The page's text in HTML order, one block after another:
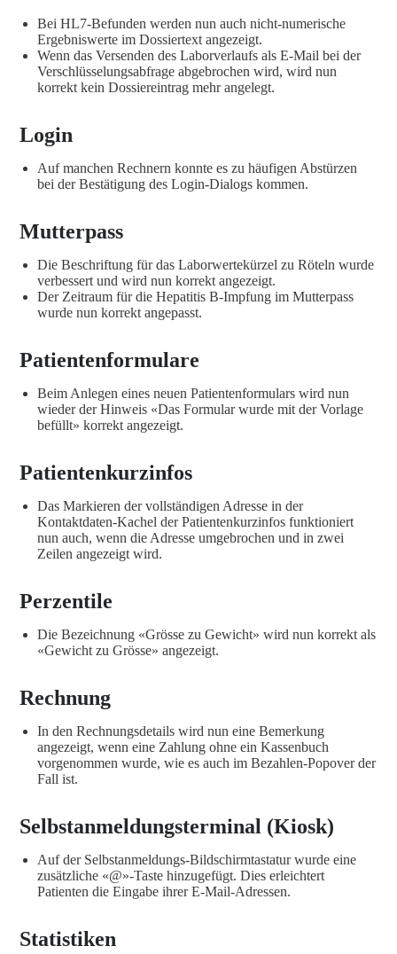
Bei HL7-Befunden werden nun auch nicht-numerische
Ergebniswerte im Dossiertext angezeigt.
Wenn das Versenden des Laborverlaufs als E-Mail bei der
Verschlüsselungsabfrage abgebrochen wird, wird nun
korrekt kein Dossiereintrag mehr angelegt.
Login
Auf manchen Rechnern konnte es zu häufigen Abstürzen
bei der Bestätigung des Login-Dialogs kommen.
Mutterpass
Die Beschriftung für das Laborwertekürzel zu Röteln wurde
verbessert und wird nun korrekt angezeigt.
Der Zeitraum für die Hepatitis B-Impfung im Mutterpass
wurde nun korrekt angepasst.
Patientenformulare
Beim Anlegen eines neuen Patientenformulars wird nun
wieder der Hinweis «Das Formular wurde mit der Vorlage
befüllt» korrekt angezeigt.
Patientenkurzinfos
Das Markieren der vollständigen Adresse in der
Kontaktdaten-Kachel der Patientenkurzinfos funktioniert
nun auch, wenn die Adresse umgebrochen und in zwei
Zeilen angezeigt wird.
Perzentile
Die Bezeichnung «Grösse zu Gewicht» wird nun korrekt als
«Gewicht zu Grösse» angezeigt.
Rechnung
In den Rechnungsdetails wird nun eine Bemerkung
angezeigt, wenn eine Zahlung ohne ein Kassenbuch
vorgenommen wurde, wie es auch im Bezahlen-Popover der
Fall ist.
Selbstanmeldungsterminal (Kiosk)
Auf der Selbstanmeldungs-Bildschirmtastatur wurde eine
zusätzliche «@»-Taste hinzugefügt. Dies erleichtert
Patienten die Eingabe ihrer E-Mail-Adressen.
Statistiken